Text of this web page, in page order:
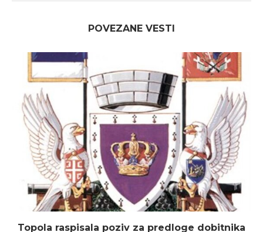
POVEZANE VESTI
Topola raspisala poziv za predloge dobitnika